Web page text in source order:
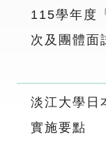
115學年度
次及團體面
淡江大學日
實施要點